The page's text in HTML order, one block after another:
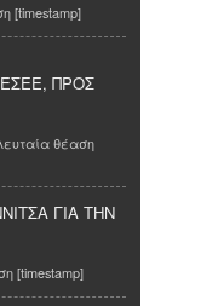
[timestamp]
ΠΡΟΣ
θέαση
ΓΙΑ ΤΗΝ
[timestamp]